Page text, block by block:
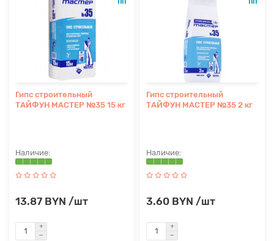
Гипс строительный
ТАЙФУН МАСТЕР №35 15 кг
13.87 BYN /шт
Гипс строительный
ТАЙФУН МАСТЕР №35 2 кг
3.60 BYN /шт